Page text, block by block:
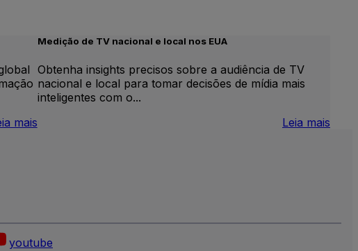
mais:
Medição de TV nacional e local nos EUA
Obtenha insights precisos sobre a audiência de TV
nacional e local para tomar decisões de mídia mais
inteligentes com o...
Leia mais:
youtube